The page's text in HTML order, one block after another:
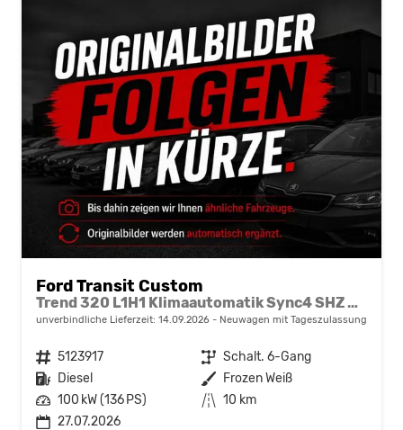
Ford Transit Custom
Trend 320 L1H1 Klimaautomatik Sync4 SHZ 2 x Einparkhilfe Kamera 5JG
unverbindliche Lieferzeit: 14.09.2026 Neuwagen mit Tageszulassung
Fahrzeugnr. 5123917 Getriebe Schalt. 6-Gang
Kraftstoff Diesel Außenfarbe Frozen Weiß
Leistung 100 kW (136 PS) Kilometerstand 10 km
27.07.2026